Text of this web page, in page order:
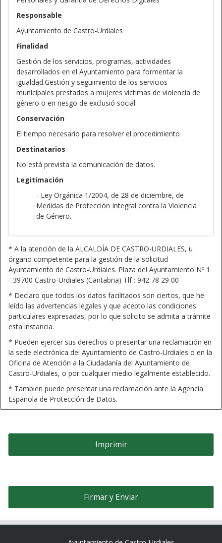
Responsable
Ayuntamiento de Castro-Urdiales
Finalidad
Gestión de los servicios, programas, actividades
desarrollados en el Ayuntamiento para formentar la
igualdad.Gestión y seguimiento de los servicios
municipales prestados a mujeres víctimas de violencia de
género o en riesgo de exclusió social.
Conservación
El tiempo necesario para resolver el procedimiento
Destinatarios
No está prevista la comunicación de datos.
Legitimación
- Ley Orgánica 1/2004, de 28 de diciembre, de
Medidas de Protección Integral contra la Violencia
de Género.
* A la atención de la ALCALDÍA DE CASTRO-URDIALES, u
órgano competente para la gestión de la solicitud
Ayuntamiento de Castro-Urdiales. Plaza del Ayuntamiento Nº 1
- 39700 Castro-Urdiales (Cantabria) Tlf : 942 78 29 00
* Declaro que todos los datos facilitados son ciertos, que he
leído las advertencias legales y que acepto las condiciones
particulares expresadas, por lo que solicito se admita a trámite
esta instancia.
* Pueden ejercer sus derechos o presentar una reclamación en
la sede electrónica del Ayuntamiento de Castro-Urdiales o en la
Oficina de Atención a la Ciudadanía del Ayuntamiento de
Castro-Urdiales, o por cualquier medio legalmente establecido.
* Tambien puede presentar una reclamación ante la Agencia
Española de Protección de Datos.